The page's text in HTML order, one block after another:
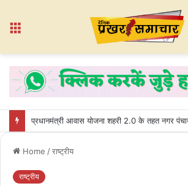
Home /राष्ट्रीय
राष्ट्रीय